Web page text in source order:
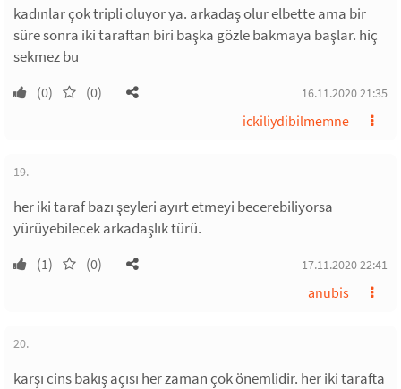
kadınlar çok tripli oluyor ya. arkadaş olur elbette ama bir
süre sonra iki taraftan biri başka gözle bakmaya başlar. hiç
sekmez bu
(0) (0) 16.11.2020 21:35
ickiliydibilmemne
19.
her iki taraf bazı şeyleri ayırt etmeyi becerebiliyorsa
yürüyebilecek arkadaşlık türü.
(1) (0) 17.11.2020 22:41
anubis
20.
karşı cins bakış açısı her zaman çok önemlidir. her iki tarafta